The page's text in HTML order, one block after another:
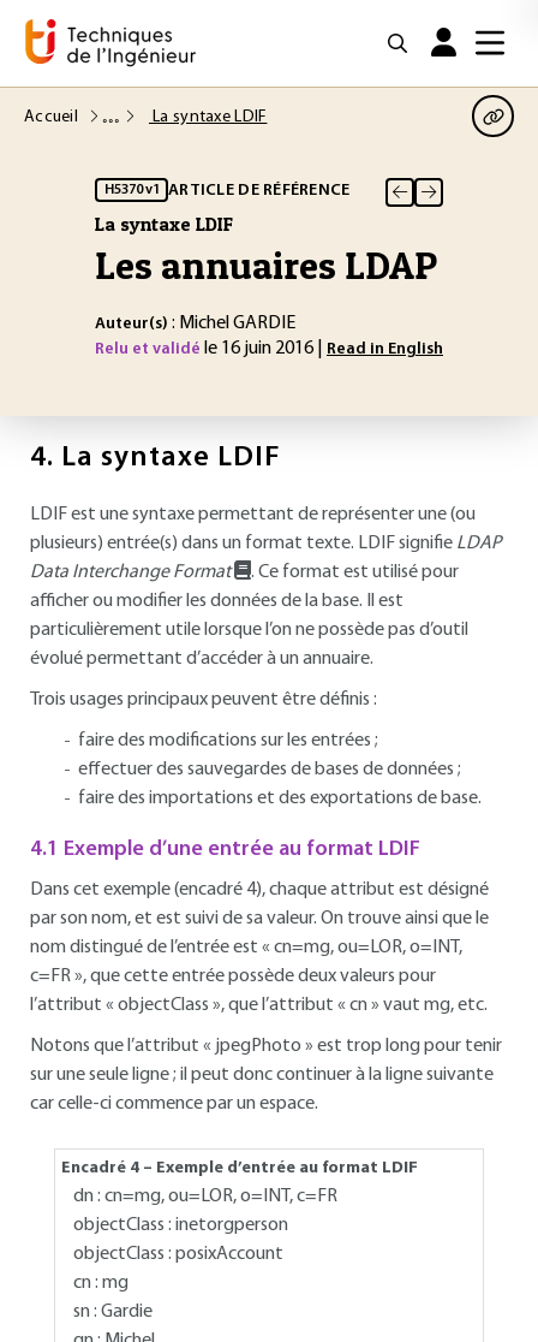
Accueil La syntaxe LDIF
H5370 v1 ARTICLE DE RÉFÉRENCE
La syntaxe LDIF
Les annuaires LDAP
Auteur(s) : Michel GARDIE
Relu et validé le 16 juin 2016 | Read in English
4. La syntaxe LDIF
LDIF est une syntaxe permettant de représenter une (ou
plusieurs) entrée(s) dans un format texte. LDIF signifie LDAP
Data Interchange Format
. Ce format est utilisé pour
afficher ou modifier les données de la base. Il est
particulièrement utile lorsque l’on ne possède pas d’outil
évolué permettant d’accéder à un annuaire.
Trois usages principaux peuvent être définis :
faire des modifications sur les entrées ;
effectuer des sauvegardes de bases de données ;
faire des importations et des exportations de base.
4.1 Exemple d’une entrée au format LDIF
Dans cet exemple (encadré 4), chaque attribut est désigné
par son nom, et est suivi de sa valeur. On trouve ainsi que le
nom distingué de l’entrée est « cn=mg, ou=LOR, o=INT,
c=FR », que cette entrée possède deux valeurs pour
l’attribut « objectClass », que l’attribut « cn » vaut mg, etc.
Notons que l’attribut « jpegPhoto » est trop long pour tenir
sur une seule ligne ; il peut donc continuer à la ligne suivante
car celle-ci commence par un espace.
Encadré 4 – Exemple d’entrée au format LDIF
dn : cn=mg, ou=LOR, o=INT, c=FR
objectClass : inetorgperson
objectClass : posixAccount
cn : mg
sn : Gardie